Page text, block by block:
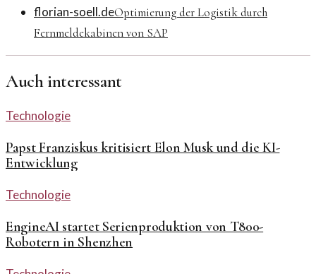
florian-soell.deOptimierung der Logistik durch
Fernmeldekabinen von SAP
Auch interessant
Technologie
Papst Franziskus kritisiert Elon Musk und die KI-
Entwicklung
Technologie
EngineAI startet Serienproduktion von T800-
Robotern in Shenzhen